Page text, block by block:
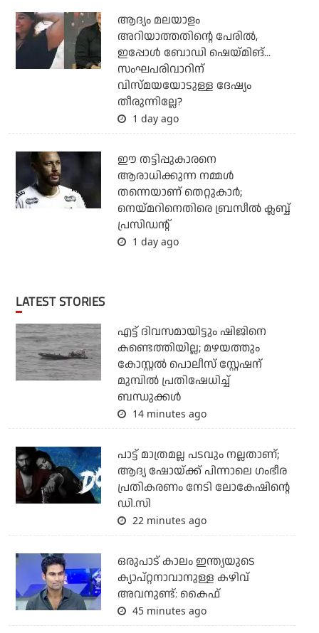
ആദ്യം മലയാളം
അറിയാത്തതിന്റെ പേരില്‍,
ഇപ്പോള്‍ ബോഡി ഷെയ്മിങ്...
സംഘപരിവാറിന്
വിസ്മയയോടുള്ള ദേഷ്യം
തീരുന്നില്ലേ?
1 day ago
ഈ തട്ടിപ്പുകാരനെ
ആരാധിക്കുന്ന നമ്മള്‍
തന്നെയാണ് തെറ്റുകാര്‍;
നെയ്മറിനെതിരെ ബ്രസീല്‍ ക്ലബ്ബ്
പ്രസിഡന്റ്
1 day ago
LATEST STORIES
എട്ട് ദിവസമായിട്ടും ഷിജിനെ
കണ്ടെത്തിയില്ല; മഴയത്തും
കോസ്റ്റല്‍ പൊലീസ് സ്റ്റേഷന്
മുമ്പില്‍ പ്രതിഷേധിച്ച്
ബന്ധുക്കള്‍
14 minutes ago
പാട്ട് മാത്രമല്ല പടവും നല്ലതാണ്;
ആദ്യ ഷോയ്ക്ക് പിന്നാലെ ഗംഭീര
പ്രതികരണം നേടി ലോകേഷിന്റെ
ഡി.സി
22 minutes ago
ഒരുപാട് കാലം ഇന്ത്യയുടെ
ക്യാപ്റ്റനാവാനുള്ള കഴിവ്
അവനുണ്ട്: കൈഫ്
45 minutes ago